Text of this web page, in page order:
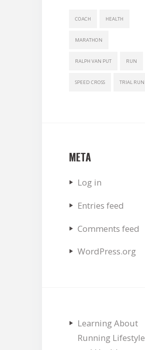
COACH HEALTH
MARATHON
RALPH VAN PUT RUN
SPEED CROSS TRIAL RUN
META
Log in
Entries feed
Comments feed
WordPress.org
Learning About
Running Lifestyle